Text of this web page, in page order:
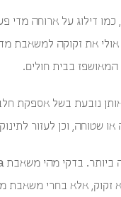
דילוג על ארוחה מדי
את זקוקה למשאבת
בבית חולים.
נובעת בשל אספקת
שטוחה, וכן לעזור
זקוק, אלא בחרי